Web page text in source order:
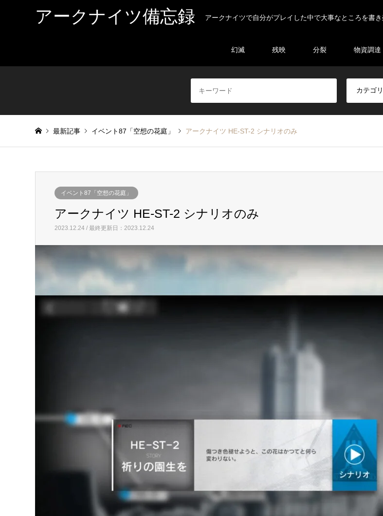
アークナイツ備忘録 アークナイツで自分がプレイした中で大事なところを書
幻滅 残映 分裂 物資調達
最新記事 イベント87「空想の花庭」 アークナイツ HE-ST-2 シナリオのみ
イベント87「空想の花庭」
アークナイツ HE-ST-2 シナリオのみ
2023.12.24 / 最終更新日：2023.12.24